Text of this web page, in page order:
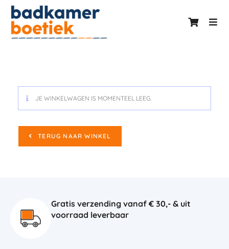
JE WINKELWAGEN IS MOMENTEEL LEEG.
TERUG NAAR WINKEL
Gratis verzending vanaf € 30,- & uit
voorraad leverbaar